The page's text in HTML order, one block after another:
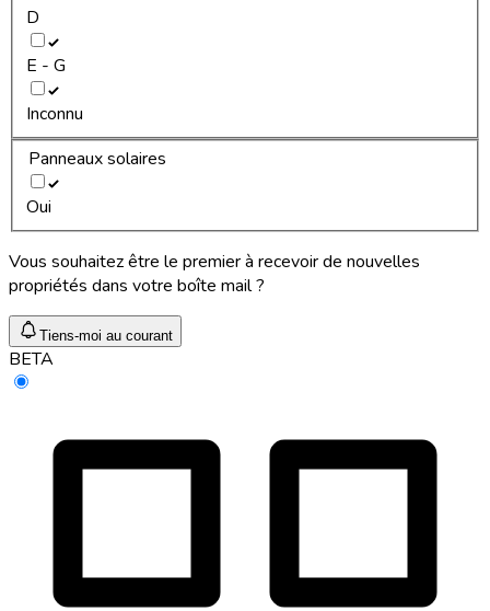
D
E - G
Inconnu
Panneaux solaires
Oui
Vous souhaitez être le premier à recevoir de nouvelles
propriétés dans votre boîte mail ?
Tiens-moi au courant
BETA